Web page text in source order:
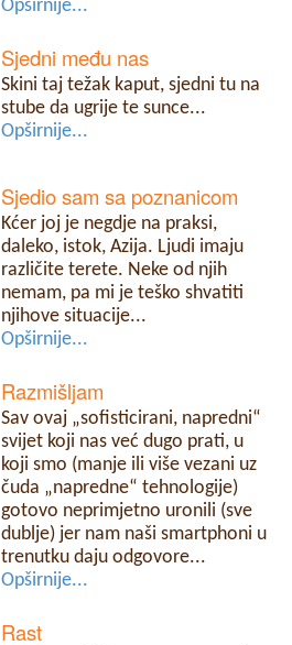
Opširnije...
Sjedni među nas
Skini taj težak kaput, sjedni tu na
stube da ugrije te sunce...
Opširnije...
Sjedio sam sa poznanicom
Kćer joj je negdje na praksi,
daleko, istok, Azija. Ljudi imaju
različite terete. Neke od njih
nemam, pa mi je teško shvatiti
njihove situacije...
Opširnije...
Razmišljam
Sav ovaj „sofisticirani, napredni“
svijet koji nas već dugo prati, u
koji smo (manje ili više vezani uz
čuda „napredne“ tehnologije)
gotovo neprimjetno uronili (sve
dublje) jer nam naši smartphoni u
trenutku daju odgovore...
Opširnije...
Rast